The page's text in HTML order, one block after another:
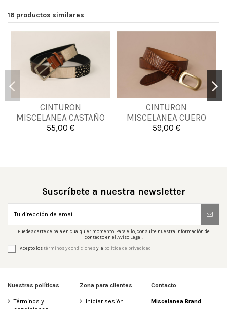
16 productos similares
CINTURON
MISCELANEA CASTAÑO
55,00 €
105 110 115
Añadir al carrito
CINTURON
MISCELANEA CUERO
59,00 €
100
Añadir al carrito
Suscríbete a nuestra newsletter
Puedes darte de baja en cualquier momento. Para ello, consulte nuestra información de
contacto en el Aviso Legal.
Acepto lostérminos y condicionesy la política de privacidad
Nuestras políticas
Términos y
Zona para clientes
Iniciar sesión
Contacto
Miscelanea Brand